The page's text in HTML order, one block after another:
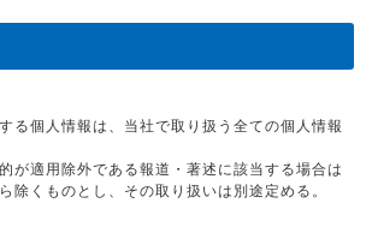
る個人情報は、当社で取り扱う全ての個人情報
が適用除外である報道・著述に該当する場合は
除くものとし、その取り扱いは別途定める。